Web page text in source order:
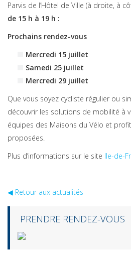
Parvis de l’Hôtel de Ville (à droite, à
de 15 h à 19 h :
Prochains rendez-vous
Mercredi 15 juillet
Samedi 25 juillet
Mercredi 29 juillet
Que vous soyez cycliste régulier ou
découvrir les solutions de mobilité à
équipes des Maisons du Vélo et
proposées.
Plus d’informations sur le site Ile-de-
◀︎ Retour aux actualités
PRENDRE RENDEZ-VOUS